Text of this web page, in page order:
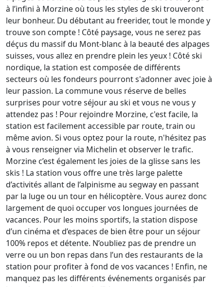
à l’infini à Morzine où tous les styles de ski trouveront
leur bonheur. Du débutant au freerider, tout le monde y
trouve son compte ! Côté paysage, vous ne serez pas
déçus du massif du Mont-blanc à la beauté des alpages
suisses, vous allez en prendre plein les yeux ! Côté ski
nordique, la station est composée de différents
secteurs où les fondeurs pourront s'adonner avec joie à
leur passion. La commune vous réserve de belles
surprises pour votre séjour au ski et vous ne vous y
attendez pas ! Pour rejoindre Morzine, c'est facile, la
station est facilement accessible par route, train ou
même avion. Si vous optez pour la route, n'hésitez pas
à vous renseigner via Michelin et observer le trafic.
Morzine c’est également les joies de la glisse sans les
skis ! La station vous offre une très large palette
d’activités allant de l’alpinisme au segway en passant
par la luge ou un tour en hélicoptère. Vous aurez donc
largement de quoi occuper vos longues journées de
vacances. Pour les moins sportifs, la station dispose
d’un cinéma et d’espaces de bien être pour un séjour
100% repos et détente. N’oubliez pas de prendre un
verre ou un bon repas dans l’un des restaurants de la
station pour profiter à fond de vos vacances ! Enfin, ne
manquez pas les différents événements organisés par